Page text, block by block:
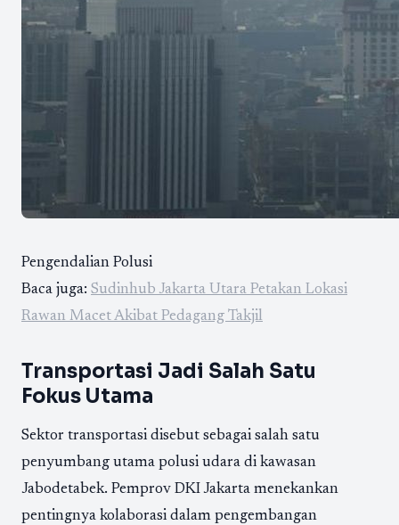
Pengendalian Polusi
Baca juga: Sudinhub Jakarta Utara Petakan Lokasi
Rawan Macet Akibat Pedagang Takjil
Transportasi Jadi Salah Satu
Fokus Utama
Sektor transportasi disebut sebagai salah satu
penyumbang utama polusi udara di kawasan
Jabodetabek. Pemprov DKI Jakarta menekankan
pentingnya kolaborasi dalam pengembangan